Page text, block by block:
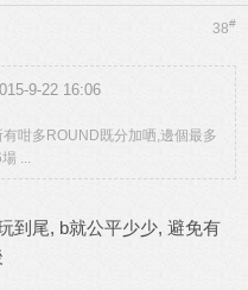
38#
9-22 16:06
咁多ROUND既分加哂,邊個最多
...
到尾, b就公平少少, 避免有